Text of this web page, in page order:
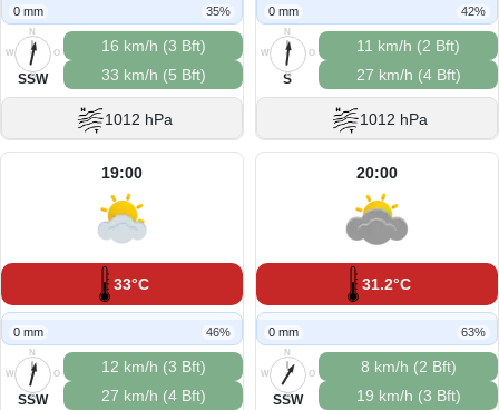
0 mm 35%
N
O
S
W
SSW
16 km/h (3 Bft)
33 km/h (5 Bft)
1012 hPa
0 mm 42%
N
O
S
W
S
11 km/h (2 Bft)
27 km/h (4 Bft)
1012 hPa
19:00
33°C
0 mm 46%
N
O
S
W
SSW
12 km/h (3 Bft)
27 km/h (4 Bft)
20:00
31.2°C
0 mm 63%
N
O
S
W
SSW
8 km/h (2 Bft)
19 km/h (3 Bft)